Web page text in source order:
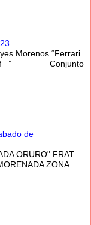
Morenos “Ferrari
“Enaf ” Conjunto
de
ORURO" FRAT.
ZONA